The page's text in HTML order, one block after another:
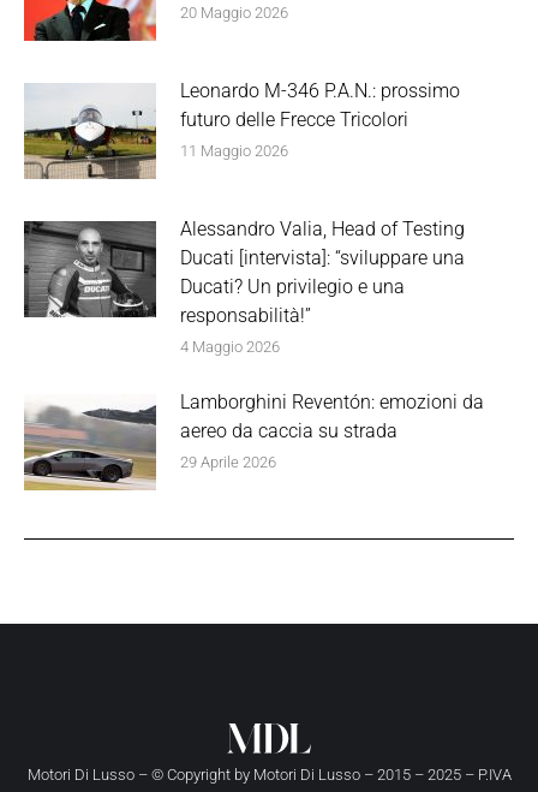
20 Maggio 2026
Leonardo M-346 P.A.N.: prossimo
futuro delle Frecce Tricolori
11 Maggio 2026
Alessandro Valia, Head of Testing
Ducati [intervista]: “sviluppare una
Ducati? Un privilegio e una
responsabilità!”
4 Maggio 2026
Lamborghini Reventón: emozioni da
aereo da caccia su strada
29 Aprile 2026
Motori Di Lusso – © Copyright by Motori Di Lusso– 2015 – 2025 – P.IVA